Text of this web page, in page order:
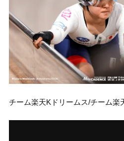
チーム楽天Kドリームス/チーム楽